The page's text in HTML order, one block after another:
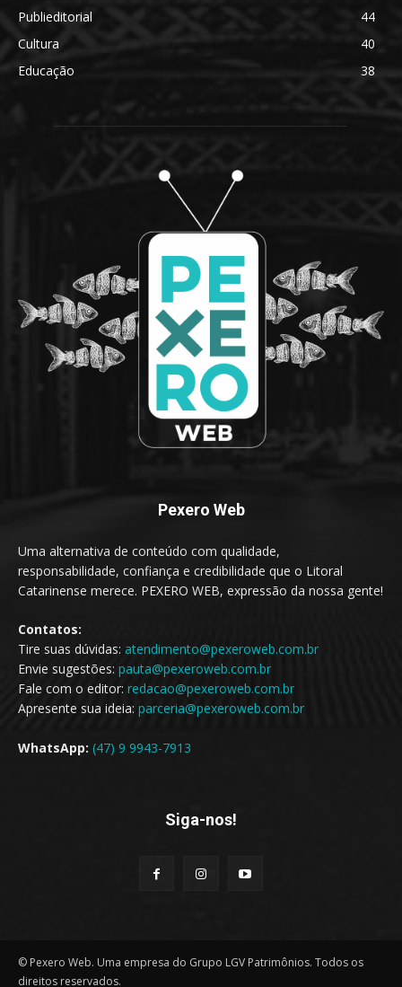
Publieditorial
44
Cultura
40
Educação
38
Pexero Web
Uma alternativa de conteúdo com qualidade,
responsabilidade, confiança e credibilidade que o Litoral
Catarinense merece. PEXERO WEB, expressão da nossa gente!
Contatos:
Tire suas dúvidas: atendimento@pexeroweb.com.br
Envie sugestões: pauta@pexeroweb.com.br
Fale com o editor: redacao@pexeroweb.com.br
Apresente sua ideia: parceria@pexeroweb.com.br
WhatsApp: (47) 9 9943-7913
Siga-nos!
© Pexero Web. Uma empresa do Grupo LGV Patrimônios. Todos os
direitos reservados.